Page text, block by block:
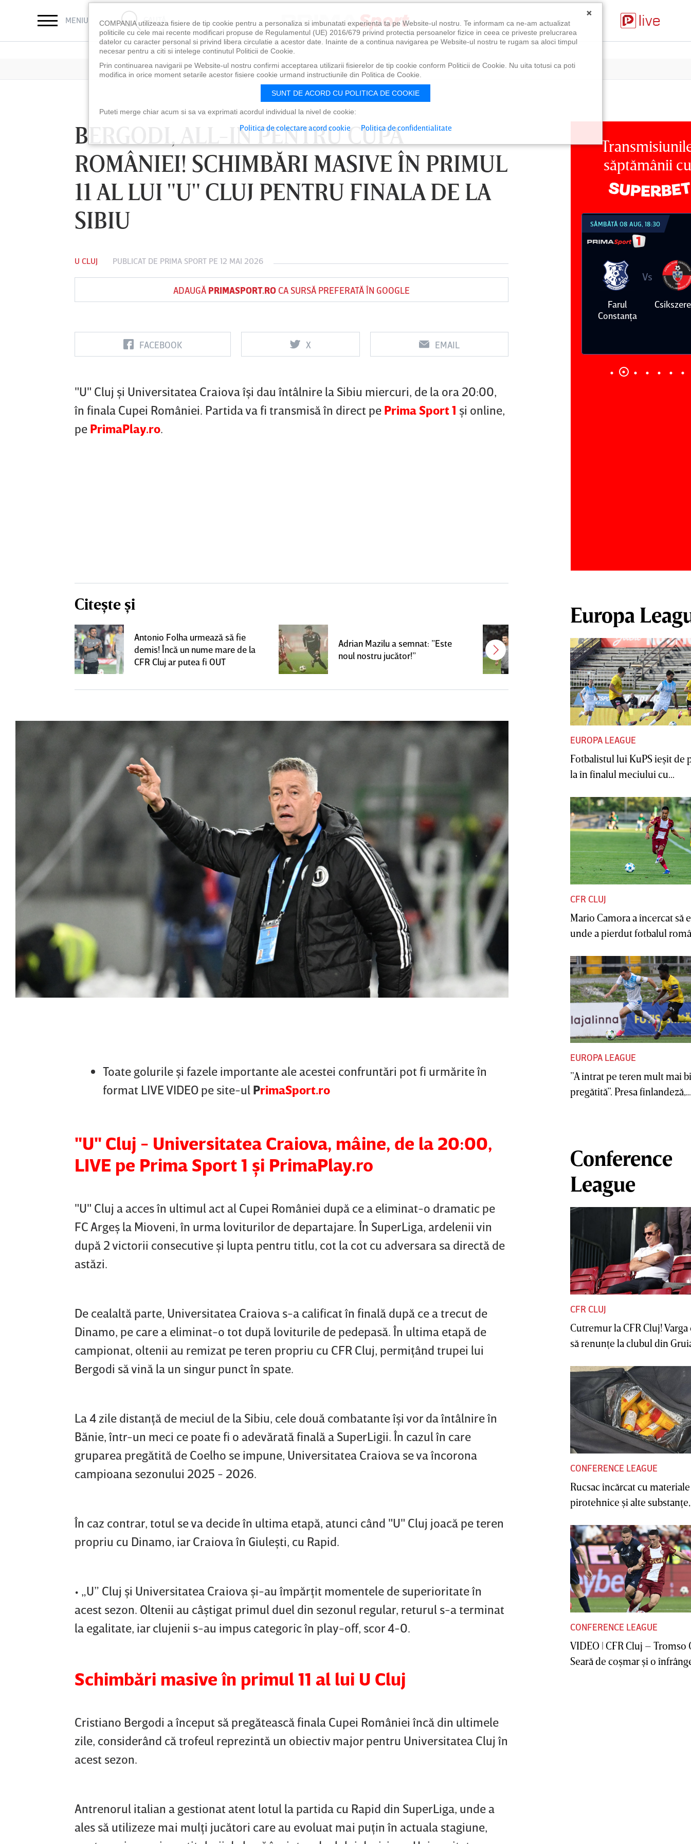
MENIU CAUTĂ
BERGODI, ALL-IN PENTRU CUPA
ROMÂNIEI! SCHIMBĂRI MASIVE ÎN PRIMUL
11 AL LUI "U" CLUJ PENTRU FINALA DE LA
SIBIU
U CLUJ PUBLICAT DE PRIMA SPORT PE 12 MAI 2026
ADAUGĂ PRIMASPORT.ROCA SURSĂ PREFERATĂ ÎN GOOGLE
FACEBOOK X EMAIL
"U" Cluj şi Universitatea Craiova îşi dau întâlnire la Sibiu miercuri, de la ora 20:00,
în finala Cupei României. Partida va fi transmisă în direct pe Prima Sport 1 şi online,
pe PrimaPlay.ro.
Citește și
Antonio Folha urmează să fie
demis! Încă un nume mare de la
CFR Cluj ar putea fi OUT
Adrian Mazilu a semnat: ”Este
noul nostru jucător!”
Antonio Folha a fost demis de la
CFR Cluj! Alţi 3 jucători sunt OUT
Toate golurile şi fazele importante ale acestei confruntări pot fi urmărite în
format LIVE VIDEO pe site-ul PrimaSport.ro
"U" Cluj - Universitatea Craiova, mâine, de la 20:00,
LIVE pe Prima Sport 1 şi PrimaPlay.ro
"U" Cluj a acces în ultimul act al Cupei României după ce a eliminat-o dramatic pe
FC Argeş la Mioveni, în urma loviturilor de departajare. În SuperLiga, ardelenii vin
după 2 victorii consecutive şi lupta pentru titlu, cot la cot cu adversara sa directă de
astăzi.
De cealaltă parte, Universitatea Craiova s-a calificat în finală după ce a trecut de
Dinamo, pe care a eliminat-o tot după loviturile de pedepasă. În ultima etapă de
campionat, oltenii au remizat pe teren propriu cu CFR Cluj, permiţând trupei lui
Bergodi să vină la un singur punct în spate.
La 4 zile distanţă de meciul de la Sibiu, cele două combatante îşi vor da întâlnire în
Bănie, într-un meci ce poate fi o adevărată finală a SuperLigii. În cazul în care
gruparea pregătită de Coelho se impune, Universitatea Craiova se va încorona
campioana sezonului 2025 - 2026.
În caz contrar, totul se va decide în ultima etapă, atunci când "U" Cluj joacă pe teren
propriu cu Dinamo, iar Craiova în Giuleşti, cu Rapid.
• „U” Cluj şi Universitatea Craiova şi-au împărţit momentele de superioritate în
acest sezon. Oltenii au câştigat primul duel din sezonul regular, returul s-a terminat
la egalitate, iar clujenii s-au impus categoric în play-off, scor 4-0.
Schimbări masive în primul 11 al lui U Cluj
Cristiano Bergodi a început să pregătească finala Cupei României încă din ultimele
zile, considerând că trofeul reprezintă un obiectiv major pentru Universitatea Cluj în
acest sezon.
Antrenorul italian a gestionat atent lotul la partida cu Rapid din SuperLiga, unde a
ales să utilizeze mai mulţi jucători care au evoluat mai puţin în actuala stagiune,
săptămânii cu
LUNI 10 AUG, 18:30
FC Botoşani
Vs
Corvinul
Sepsi OSK Sf
Vs
FCSB UTA Arad
Vs
Rapid
Farul
Vs
SÂMBĂTĂ 08 AUG, 21:30
Dinamo
Vs
FC
Europa
EUROPA LEAGUE
Fotbalistul lui KuPS ieşit de
la în finalul meciului cu...
CFR CLUJ
Mario Camora a încercat să
unde a pierdut fotbalul
EUROPA LEAGUE
”A intrat pe teren mult mai
pregătită”. Presa
Conference
League
CFR CLUJ
Cutremur la CFR Cluj! Varga
să renunţe la clubul din
CONFERENCE LEAGUE
Rucsac încărcat cu materiale
pirotehnice şi alte substanţe,
CONFERENCE LEAGUE
VIDEO | CFR Cluj – Tromso
Seară de coşmar şi o
×
COMPANIA utilizeaza fisiere de tip cookie pentru a personaliza si imbunatati experienta ta pe Website-ul nostru. Te informam ca ne-am actualizat
politicile cu cele mai recente modificari propuse de Regulamentul (UE) 2016/679 privind protectia persoanelor fizice in ceea ce priveste prelucrarea
datelor cu caracter personal si privind libera circulatie a acestor date. Inainte de a continua navigarea pe Website-ul nostru te rugam sa aloci timpul
necesar pentru a citi si intelege continutul Politicii de Cookie.
Prin continuarea navigarii pe Website-ul nostru confirmi acceptarea utilizarii fisierelor de tip cookie conform Politicii de Cookie. Nu uita totusi ca poti
modifica in orice moment setarile acestor fisiere cookie urmand instructiunile din Politica de Cookie.
SUNT DE ACORD CU POLITICA DE COOKIE
Puteti merge chiar acum si sa va exprimati acordul individual la nivel de cookie:
Politica de colectare acord cookie Politica de confidentialitate